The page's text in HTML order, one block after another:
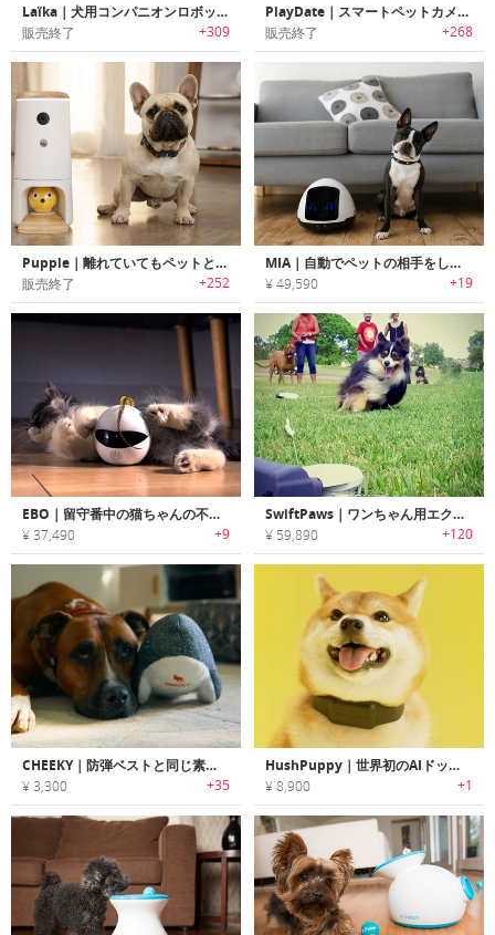
Laïka｜犬用コンパニオンロボット「ライカ」
販売終了 +309
PlayDate｜スマートペットカメラボール「プレイデート」
販売終了 +268
Pupple｜離れていてもペットと遊べるスマートペットガジェット「パップル」
販売終了 +252
MIA｜自動でペットの相手をしてくれるペットフレンドリーロボット「ミア」
¥ 49,590 +19
EBO｜留守番中の猫ちゃんの不安・運動不足を解消するスマートキャットコンパニオンロボット「イーボ」
¥ 37,490 +9
SwiftPaws｜ワンちゃん用エクササイズゲームトイ「スイフトパウ」
¥ 59,890 +120
CHEEKY｜防弾ベストと同じ素材を採用した超丈夫なペットトイ
¥ 3,300 +35
HushPuppy｜世界初のAIドッグトレーニングデバイス
¥ 8,900 +1